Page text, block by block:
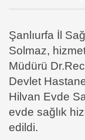
Şanlıurfa İl
Solmaz,
Müdürü
Devlet
Hilvan Evde
evde sağlık
edildi.